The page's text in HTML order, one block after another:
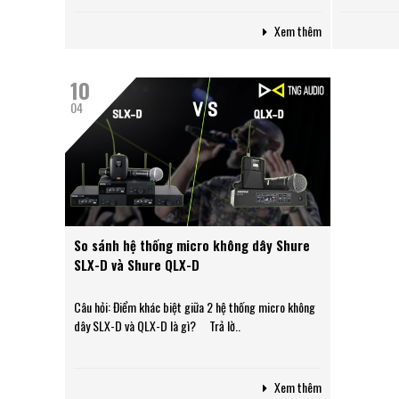
Xem thêm
10
04
So sánh hệ thống micro không dây Shure
SLX-D và Shure QLX-D
Câu hỏi: Điểm khác biệt giữa 2 hệ thống micro không
dây SLX-D và QLX-D là gì? Trả lờ..
Xem thêm